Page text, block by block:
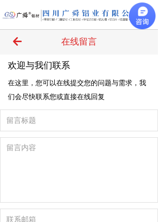
끀
녔 在线留言
欢迎与我们联系
在这里，您可以在线提交您的问题与需求，我
们会尽快联系您或直接在线回复